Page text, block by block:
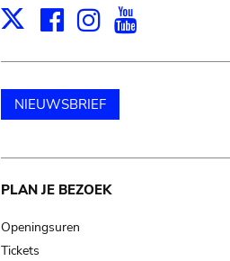
X Facebook
Instagram
NIEUWSBRIEF
Main
navigation
PLAN JE BEZOEK
Openingsuren
Tickets